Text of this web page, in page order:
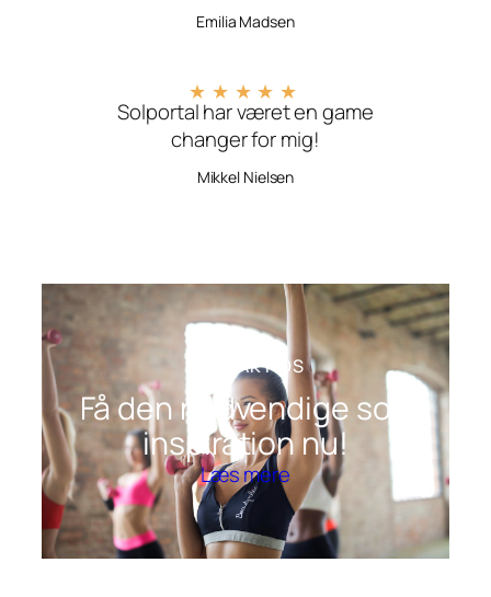
Emilia Madsen
★ ★ ★ ★ ★
Solportal har været en game
changer for mig!
Mikkel Nielsen
KONTAKT OS
Få den nødvendige sol-
inspiration nu!
Læs mere